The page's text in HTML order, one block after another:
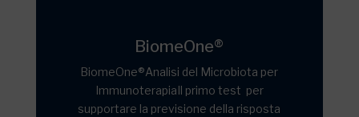
BiomeOne®
BiomeOne®Analisi del Microbiota per
ImmunoterapiaIl primo test per
supportare la previsione della risposta